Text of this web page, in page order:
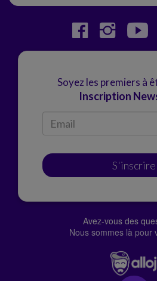
Soyez les premiers à
Inscription
S'inscrire
Avez-vous des
Nous sommes là pour